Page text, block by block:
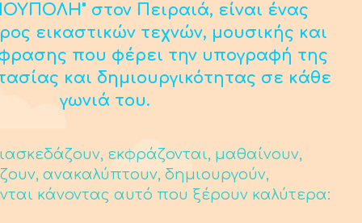
στον Πειραιά, είναι ένας
εικαστικών τεχνών, μουσικής και
που φέρει την υπογραφή της
και δημιουργικότητας σε κάθε
γωνιά του.
εκφράζονται, μαθαίνουν,
ανακαλύπτουν, δημιουργούν,
κάνοντας αυτό που ξέρουν καλύτερα: